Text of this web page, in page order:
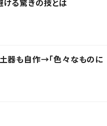
る驚きの技とは
器も自作→「色々なものに